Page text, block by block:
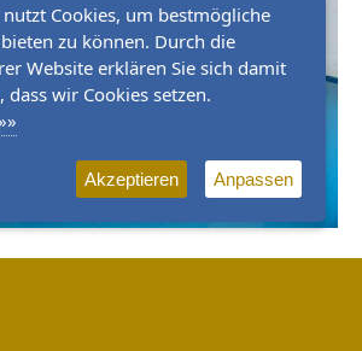
nutzt Cookies, um bestmögliche
zu können. Durch die
Website erklären Sie sich damit
dass wir Cookies setzen.
Akzeptieren Anpassen